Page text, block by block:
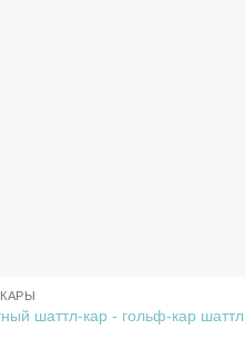
шаттл-кар - гольф-кар шаттл